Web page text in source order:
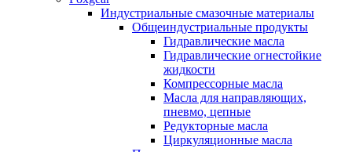
Индустриальные смазочные материалы
Общеиндустриальные продукты
Гидравлические масла
Гидравлические огнестойкие
жидкости
Компрессорные масла
Масла для направляющих,
пневмо, цепные
Редукторные масла
Циркуляционные масла